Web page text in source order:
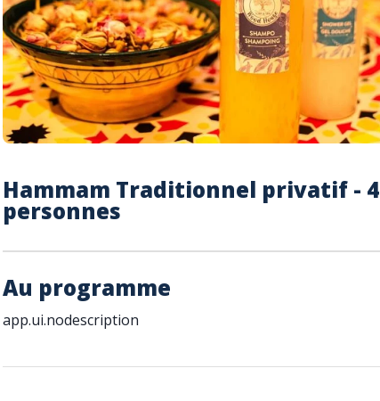
Hammam Traditionnel privatif - 4
personnes
Au programme
app.ui.nodescription